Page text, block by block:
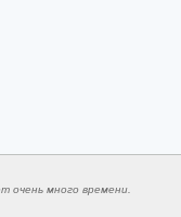
очень много времени.